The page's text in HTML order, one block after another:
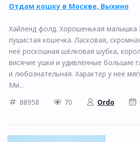
Отдам кошку в Москве, Выхино
Хайленд фолд. Xоpoшeнькая мaлышка
пушистая кошечка. Ласковая,
неё роскошная шёлковая шубка,
висячие ушки и удивлённые большие
и любознательная. Характер у неё
Ми...
88958
70 Ordo